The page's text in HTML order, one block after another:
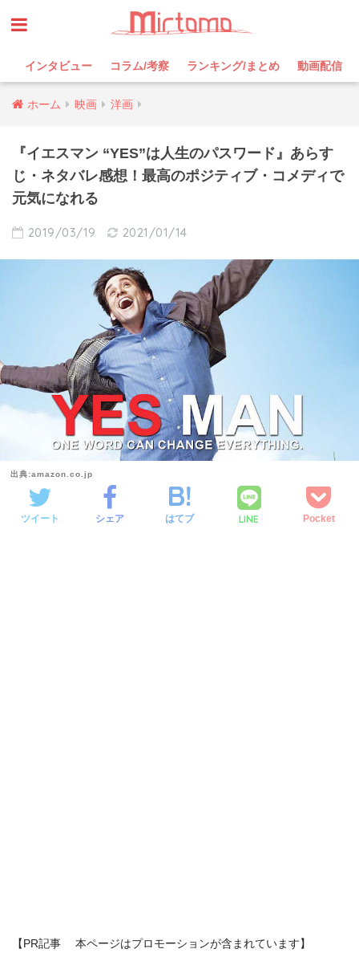
インタビュー コラム/考察 ランキング/まとめ 動画配信
ホーム 映画 洋画
『イエスマン “YES”は人生のパスワード』あらす
じ・ネタバレ感想！最高のポジティブ・コメディで
元気になれる
2019/03/19 2021/01/14
出典:amazon.co.jp
ツイート シェア はてブ LINE Pocket
【PR記事 本ページはプロモーションが含まれています】